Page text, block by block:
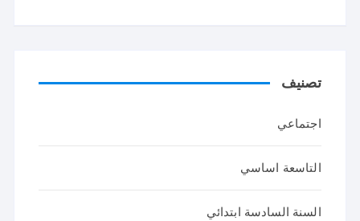
تصنيف
اجتماعي
التاسعة اساسي
السنة السادسة ابتدائي